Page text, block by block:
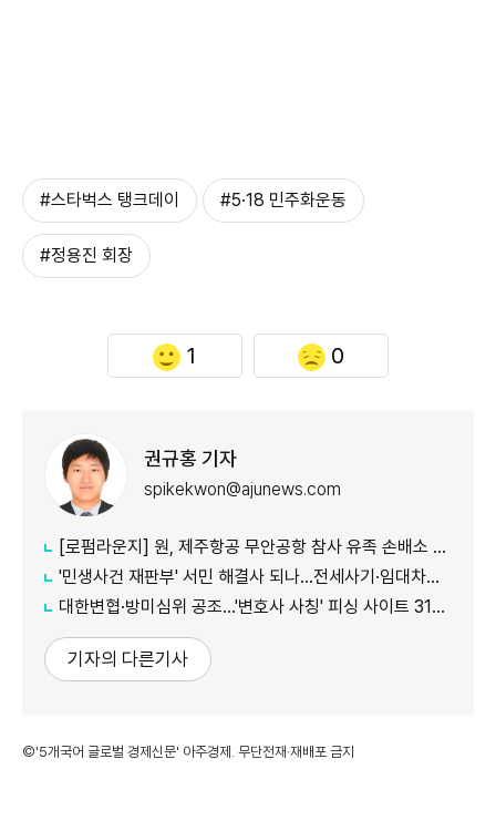
#스타벅스 탱크데이 #5·18 민주화운동
#정용진 회장
1 0
권규홍 기자
spikekwon@ajunews.com
[로펌라운지] 원, 제주항공 무안공항 참사 유족 손배소 대리..."참사 진상 명확히 규명"
'민생사건 재판부' 서민 해결사 되나...전세사기·임대차분쟁 평균 3개월내 해결
대한변협·방미심위 공조…'변호사 사칭' 피싱 사이트 31건 무더기 차단
기자의 다른기사
©'5개국어 글로벌 경제신문' 아주경제. 무단전재·재배포 금지